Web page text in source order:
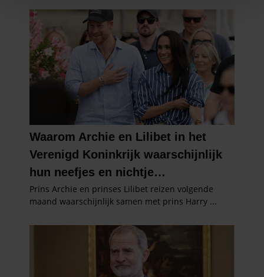
personaliseren, om functies voor social media te bieden
en om ons websiteverkeer te analyseren. Ook delen we
informatie over uw gebruik van onze site met onze
partners voor social media, adverteren en analyse. Deze
partners kunnen deze gegevens combineren met andere
informatie die u aan ze heeft verstrekt of die ze hebben
verzameld op basis van uw gebruik van hun services. U
gaat akkoord met onze cookies als u onze website blijft